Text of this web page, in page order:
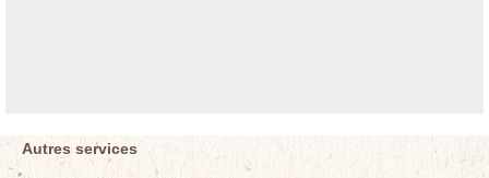
Autres services